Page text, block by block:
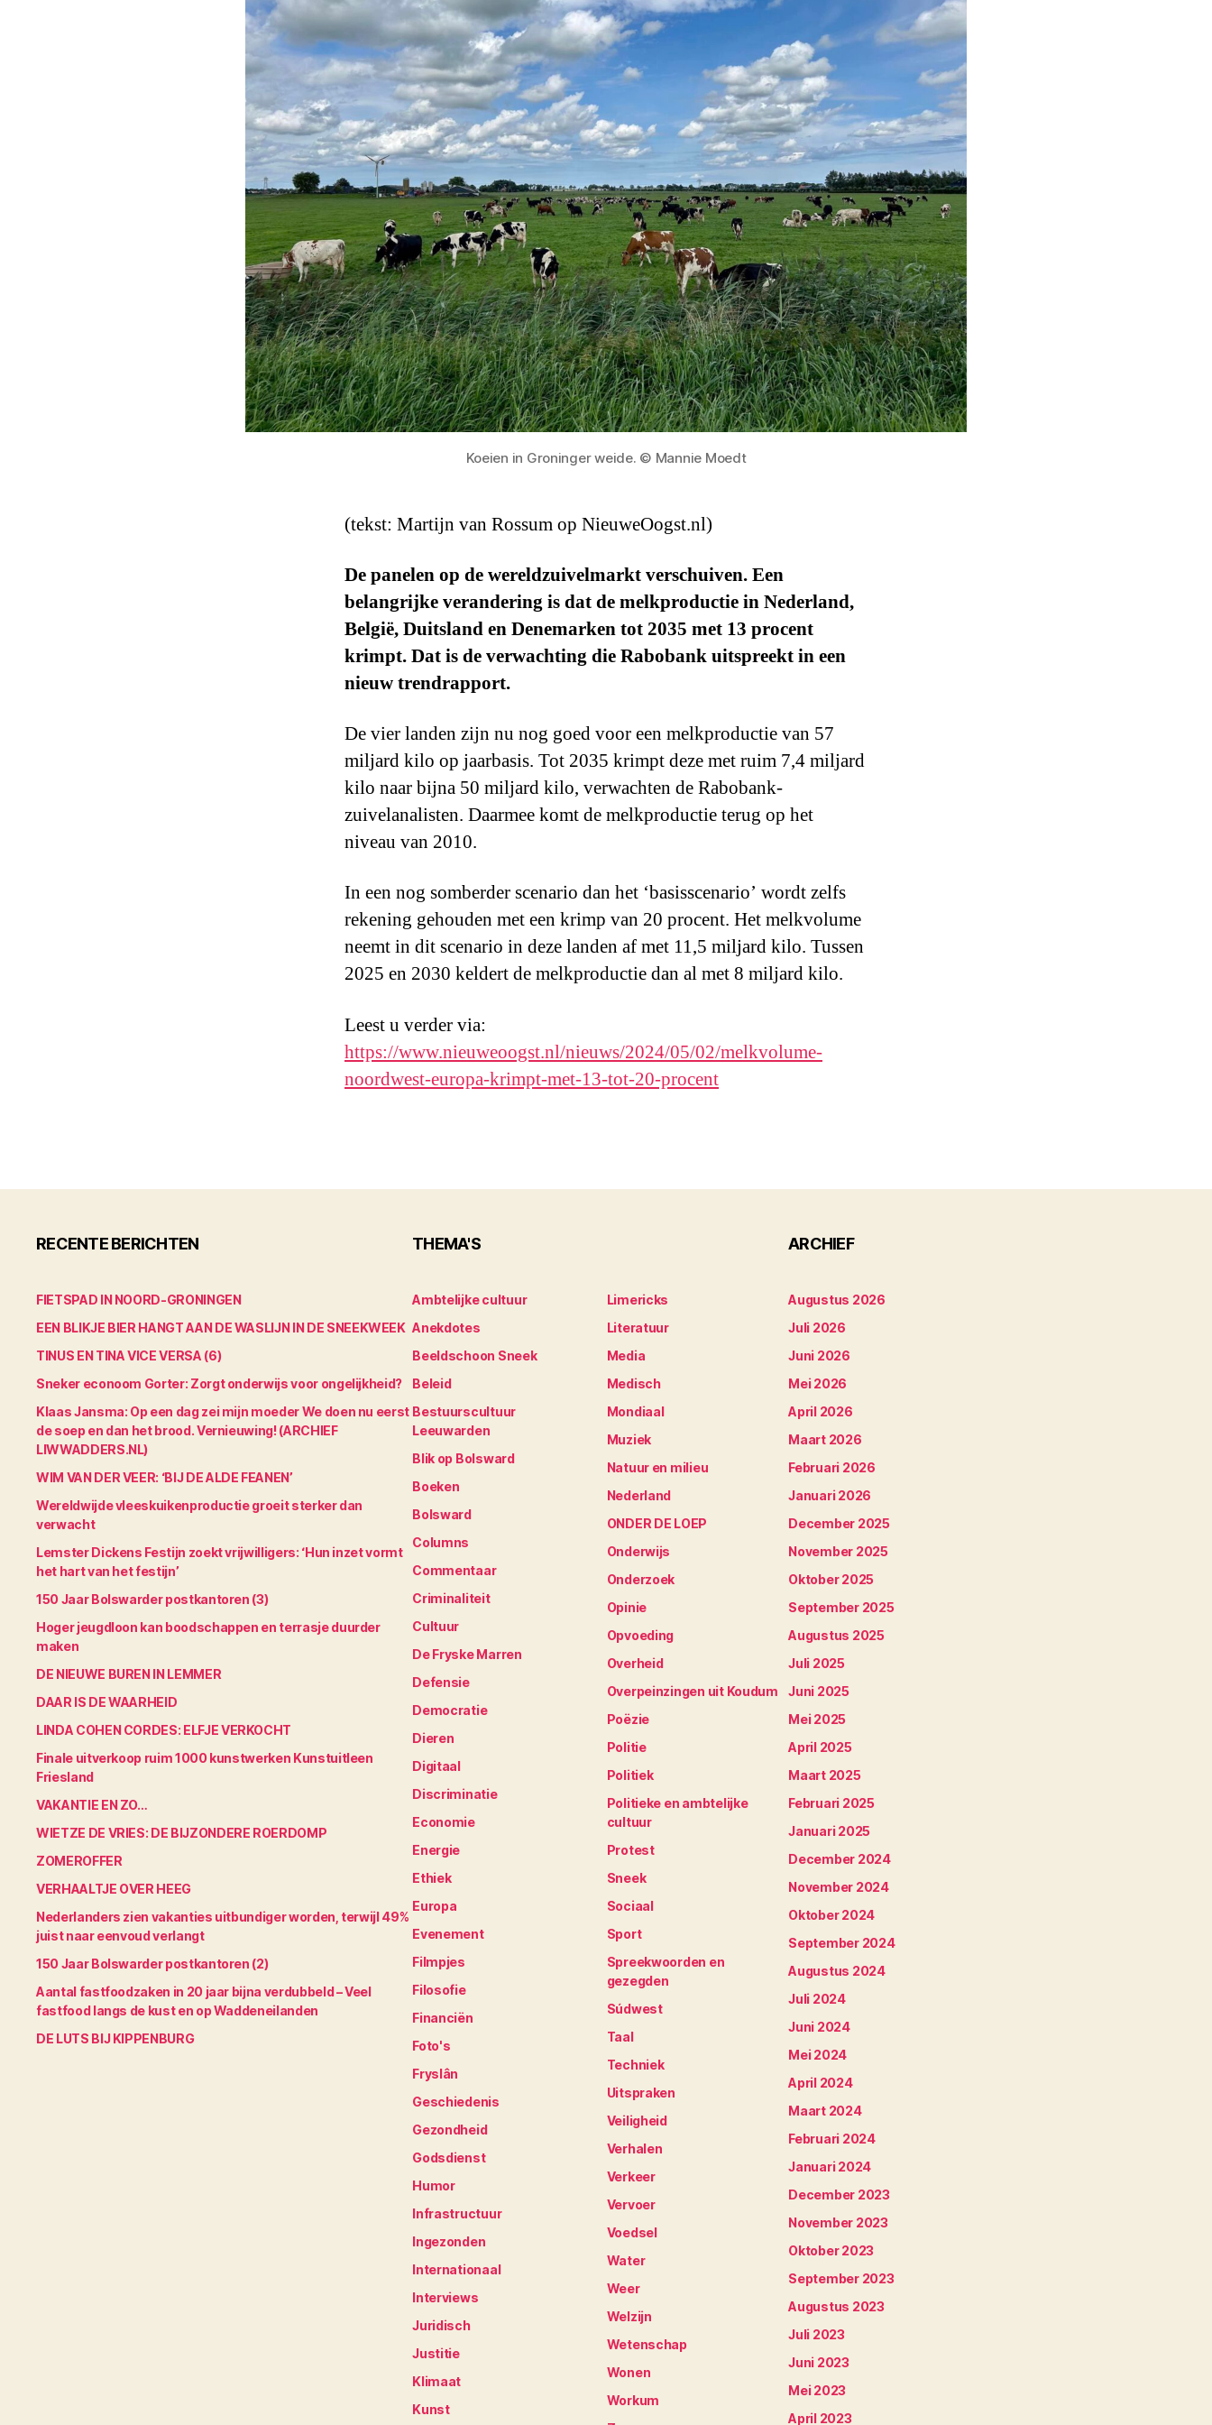
Koeien in Groninger weide. © Mannie Moedt
(tekst: Martijn van Rossum op NieuweOogst.nl)
De panelen op de wereldzuivelmarkt verschuiven. Een
belangrijke verandering is dat de melkproductie in Nederland,
België, Duitsland en Denemarken tot 2035 met 13 procent
krimpt. Dat is de verwachting die Rabobank uitspreekt in een
nieuw trendrapport.
De vier landen zijn nu nog goed voor een melkproductie van 57
miljard kilo op jaarbasis. Tot 2035 krimpt deze met ruim 7,4 miljard
kilo naar bijna 50 miljard kilo, verwachten de Rabobank-
zuivelanalisten. Daarmee komt de melkproductie terug op het
niveau van 2010.
In een nog somberder scenario dan het ‘basisscenario’ wordt zelfs
rekening gehouden met een krimp van 20 procent. Het melkvolume
neemt in dit scenario in deze landen af met 11,5 miljard kilo. Tussen
2025 en 2030 keldert de melkproductie dan al met 8 miljard kilo.
Leest u verder via:
https://www.nieuweoogst.nl/nieuws/2024/05/02/melkvolume-
noordwest-europa-krimpt-met-13-tot-20-procent
RECENTE BERICHTEN
FIETSPAD IN NOORD-GRONINGEN
EEN BLIKJE BIER HANGT AAN DE WASLIJN IN DE SNEEKWEEK
TINUS EN TINA VICE VERSA (6)
Sneker econoom Gorter: Zorgt onderwijs voor ongelijkheid?
Klaas Jansma: Op een dag zei mijn moeder We doen nu eerst
de soep en dan het brood. Vernieuwing! (ARCHIEF
LIWWADDERS.NL)
WIM VAN DER VEER: ‘BIJ DE ALDE FEANEN’
Wereldwijde vleeskuikenproductie groeit sterker dan
verwacht
Lemster Dickens Festijn zoekt vrijwilligers: ‘Hun inzet vormt
het hart van het festijn’
150 Jaar Bolswarder postkantoren (3)
Hoger jeugdloon kan boodschappen en terrasje duurder
maken
DE NIEUWE BUREN IN LEMMER
DAAR IS DE WAARHEID
LINDA COHEN CORDES: ELFJE VERKOCHT
Finale uitverkoop ruim 1000 kunstwerken Kunstuitleen
Friesland
VAKANTIE EN ZO…
WIETZE DE VRIES: DE BIJZONDERE ROERDOMP
ZOMEROFFER
VERHAALTJE OVER HEEG
Nederlanders zien vakanties uitbundiger worden, terwijl 49%
juist naar eenvoud verlangt
150 Jaar Bolswarder postkantoren (2)
Aantal fastfoodzaken in 20 jaar bijna verdubbeld – Veel
fastfood langs de kust en op Waddeneilanden
DE LUTS BIJ KIPPENBURG
THEMA'S
Ambtelijke cultuur
Anekdotes
Beeldschoon Sneek
Beleid
Bestuurscultuur
Leeuwarden
Blik op Bolsward
Boeken
Bolsward
Columns
Commentaar
Criminaliteit
Cultuur
De Fryske Marren
Defensie
Democratie
Dieren
Digitaal
Discriminatie
Economie
Energie
Ethiek
Europa
Evenement
Filmpjes
Filosofie
Financiën
Foto's
Fryslân
Geschiedenis
Gezondheid
Godsdienst
Humor
Infrastructuur
Ingezonden
Internationaal
Interviews
Juridisch
Justitie
Klimaat
Kunst
Limericks
Literatuur
Media
Medisch
Mondiaal
Muziek
Natuur en milieu
Nederland
ONDER DE LOEP
Onderwijs
Onderzoek
Opinie
Opvoeding
Overheid
Overpeinzingen uit Koudum
Poëzie
Politie
Politiek
Politieke en ambtelijke
cultuur
Protest
Sneek
Sociaal
Sport
Spreekwoorden en
gezegden
Súdwest
Taal
Techniek
Uitspraken
Veiligheid
Verhalen
Verkeer
Vervoer
Voedsel
Water
Weer
Welzijn
Wetenschap
Wonen
Workum
ARCHIEF
Augustus 2026
Juli 2026
Juni 2026
Mei 2026
April 2026
Maart 2026
Februari 2026
Januari 2026
December 2025
November 2025
Oktober 2025
September 2025
Augustus 2025
Juli 2025
Juni 2025
Mei 2025
April 2025
Maart 2025
Februari 2025
Januari 2025
December 2024
November 2024
Oktober 2024
September 2024
Augustus 2024
Juli 2024
Juni 2024
Mei 2024
April 2024
Maart 2024
Februari 2024
Januari 2024
December 2023
November 2023
Oktober 2023
September 2023
Augustus 2023
Juli 2023
Juni 2023
Mei 2023
April 2023